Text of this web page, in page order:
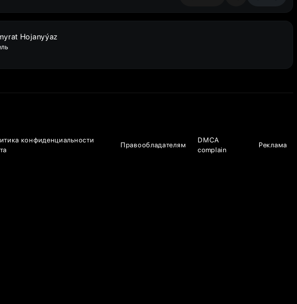
Hojanyýaz
конфиденциальности
Правообладателям
DMCA
complain
Реклама